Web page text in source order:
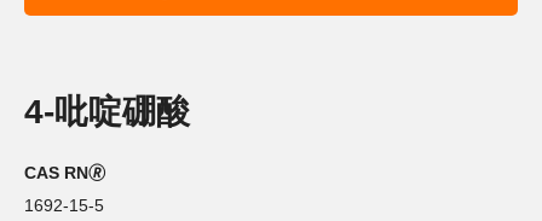
4-吡啶硼酸
CAS RN🄬
1692-15-5